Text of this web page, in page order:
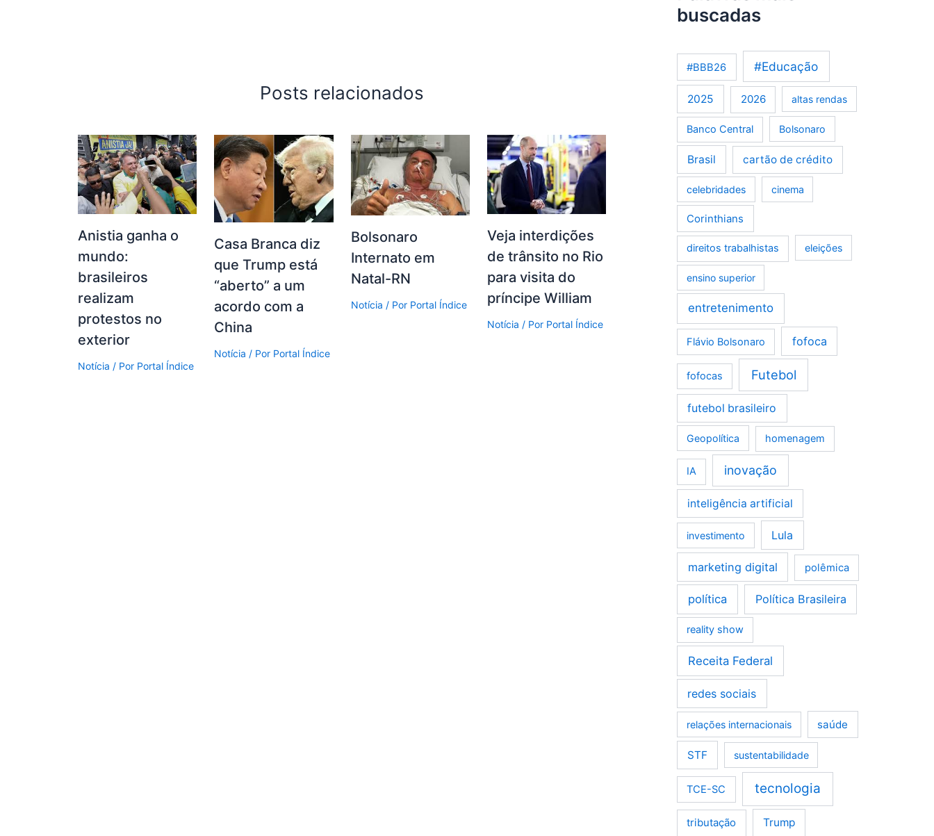
Posts relacionados
Anistia ganha o
mundo:
brasileiros
realizam
protestos no
exterior
Notícia / Por Portal Índice
Casa Branca diz
que Trump está
“aberto” a um
acordo com a
China
Notícia / Por Portal Índice
Bolsonaro
Internato em
Natal-RN
Notícia / Por Portal Índice
Veja interdições
de trânsito no Rio
para visita do
príncipe William
Notícia / Por Portal Índice
buscadas
#BBB26 #Educação
2025 2026 altas rendas
Banco Central Bolsonaro
Brasil cartão de crédito
celebridades cinema
Corinthians
direitos trabalhistas eleições
ensino superior
entretenimento
Flávio Bolsonaro fofoca
fofocas Futebol
futebol brasileiro
Geopolítica homenagem
IA inovação
inteligência artificial
investimento Lula
marketing digital polêmica
política Política Brasileira
reality show
Receita Federal
redes sociais
relações internacionais saúde
STF sustentabilidade
TCE-SC tecnologia
tributação Trump